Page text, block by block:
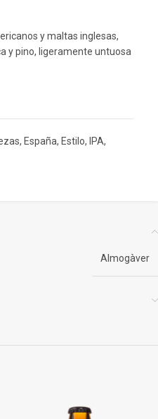
y maltas inglesas,
y pino, ligeramente untuosa
, España, Estilo, IPA,
Almogàver